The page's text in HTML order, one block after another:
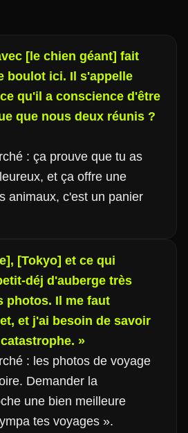
[le chien géant] fait
boulot ici. Il s'appelle
qu'il a conscience d'être
que nous deux réunis ?
: ça prouve que tu as
et ça offre une
animaux, c'est un panier
[Tokyo] et ce qui
déj d'auberge très
photos. Il me faut
et j'ai besoin de savoir
»
: les photos de voyage
Demander la
une bien meilleure
tes voyages ».